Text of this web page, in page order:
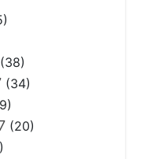
(34)
(20)